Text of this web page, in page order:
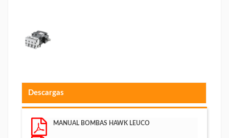
Descargas
MANUAL BOMBAS HAWK LEUCO